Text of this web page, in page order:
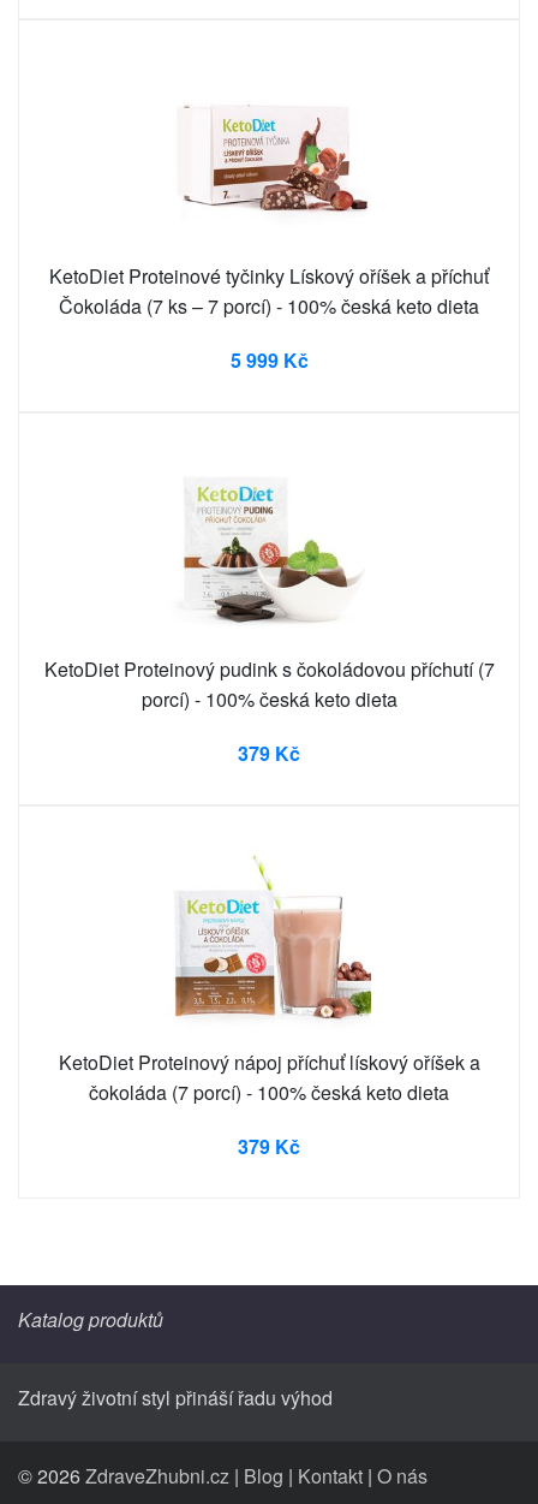
KetoDiet Proteinové tyčinky Lískový oříšek a příchuť
Čokoláda (7 ks – 7 porcí) - 100% česká keto dieta
5 999 Kč
KetoDiet Proteinový pudink s čokoládovou příchutí (7
porcí) - 100% česká keto dieta
379 Kč
KetoDiet Proteinový nápoj příchuť lískový oříšek a
čokoláda (7 porcí) - 100% česká keto dieta
379 Kč
Katalog produktů
Zdravý životní styl přináší řadu výhod
© 2026ZdraveZhubni.cz | Blog | Kontakt | O nás